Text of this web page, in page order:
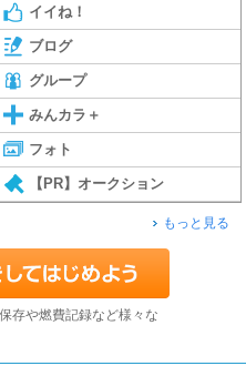
イイね！
ブログ
グループ
みんカラ＋
フォト
【PR】オークション
もっと見る
存や燃費記録など様々な